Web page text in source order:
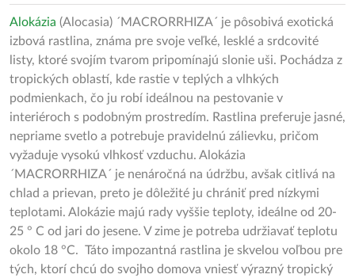
Alokázia (Alocasia) ´MACRORRHIZA´ je pôsobivá exotická
izbová rastlina, známa pre svoje veľké, lesklé a srdcovité
listy, ktoré svojím tvarom pripomínajú slonie uši. Pochádza z
tropických oblastí, kde rastie v teplých a vlhkých
podmienkach, čo ju robí ideálnou na pestovanie v
interiéroch s podobným prostredím. Rastlina preferuje jasné,
nepriame svetlo a potrebuje pravidelnú zálievku, pričom
vyžaduje vysokú vlhkosť vzduchu. Alokázia
´MACRORRHIZA´ je nenáročná na údržbu, avšak citlivá na
chlad a prievan, preto je dôležité ju chrániť pred nízkymi
teplotami. Alokázie majú rady vyššie teploty, ideálne od 20-
25 ° C od jari do jesene. V zime je potreba udržiavať teplotu
okolo 18 °C. Táto impozantná rastlina je skvelou voľbou pre
tých, ktorí chcú do svojho domova vniesť výrazný tropický